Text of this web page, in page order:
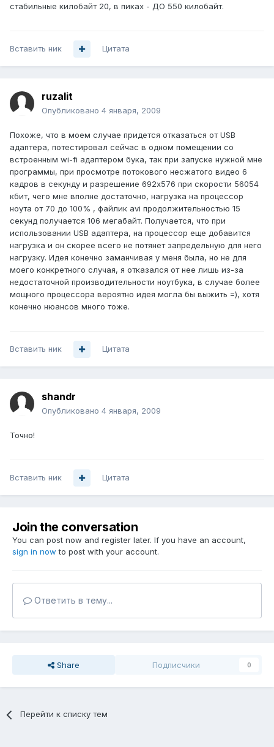
стабильные килобайт 20, в пиках - ДО 550 килобайт.
Вставить ник Цитата
ruzalit
Опубликовано 4 января, 2009
Похоже, что в моем случае придется отказаться от USB
адаптера, потестировал сейчас в одном помещении со
встроенным wi-fi адаптером бука, так при запуске нужной мне
программы, при просмотре потокового несжатого видео 6
кадров в секунду и разрешение 692x576 при скорости 56054
кбит, чего мне вполне достаточно, нагрузка на процессор
ноута от 70 до 100% , файлик avi продолжительностью 15
секунд получается 106 мегабайт. Получается, что при
использовании USB адаптера, на процессор еще добавится
нагрузка и он скорее всего не потянет запредельную для него
нагрузку. Идея конечно заманчивая у меня была, но не для
моего конкретного случая, я отказался от нее лишь из-за
недостаточной производительности ноутбука, в случае более
мощного процессора вероятно идея могла бы выжить =), хотя
конечно нюансов много тоже.
Вставить ник Цитата
shandr
Опубликовано 4 января, 2009
Точно!
Вставить ник Цитата
Join the conversation
You can post now and register later. If you have an account,
sign in now to post with your account.
Ответить в тему...
Share Подписчики 0
Перейти к списку тем